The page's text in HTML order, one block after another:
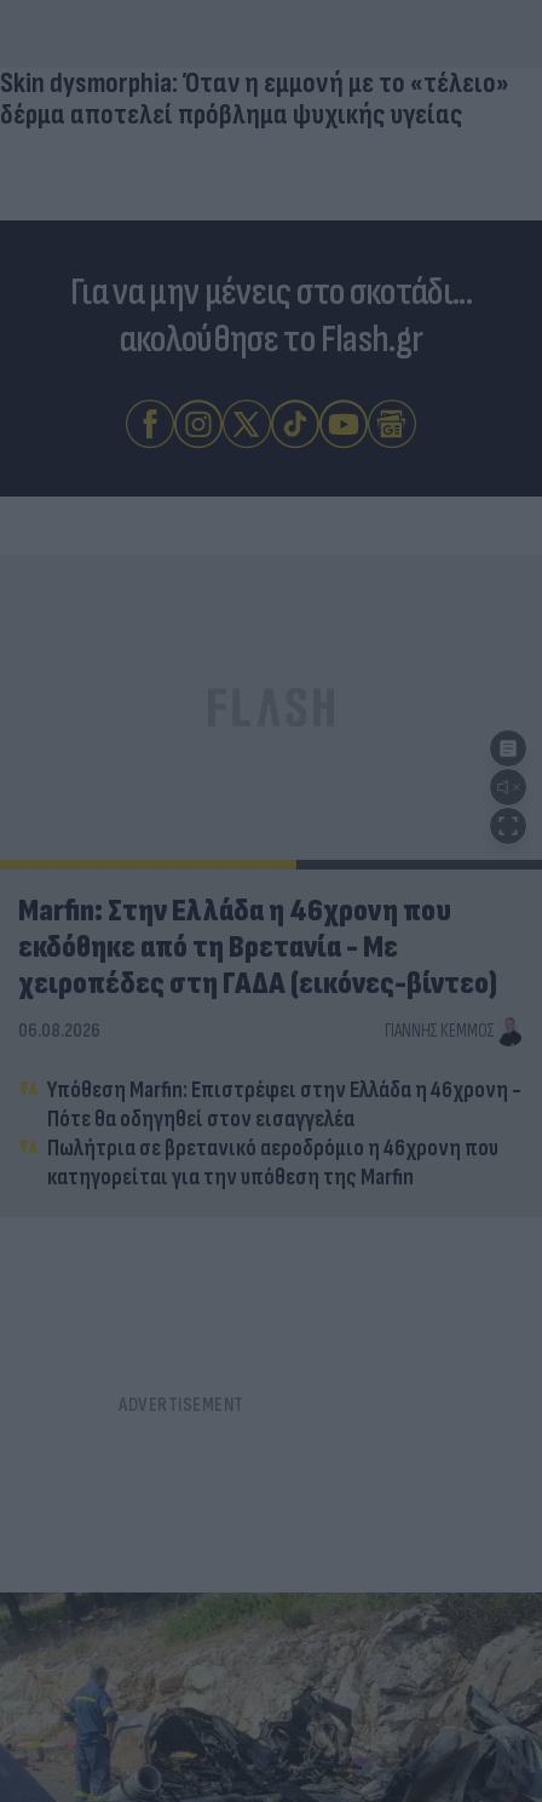
Για να μην μένεις στο σκοτάδι...
ακολούθησε το Flash.gr
Marfin: Στην Ελλάδα η 46χρονη που
εκδόθηκε από τη Βρετανία - Με
χειροπέδες στη ΓΑΔΑ (εικόνες-βίντεο)
06.08.2026 ΓΙΆΝΝΗΣ ΚΈΜΜΟΣ
Υπόθεση Marfin: Επιστρέφει στην Ελλάδα η 46χρονη -
Πότε θα οδηγηθεί στον εισαγγελέα
Πωλήτρια σε βρετανικό αεροδρόμιο η 46χρονη που
κατηγορείται για την υπόθεση της Marfin